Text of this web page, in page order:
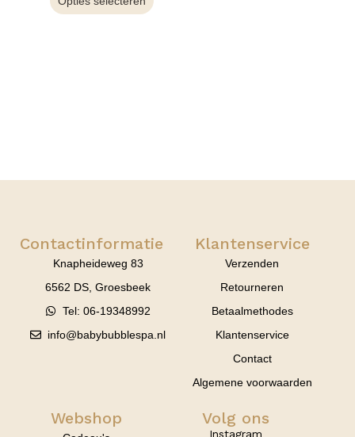
Contactinformatie
Knapheideweg 83
6562 DS, Groesbeek
Tel: 06-19348992
info@babybubblespa.nl
Klantenservice
Verzenden
Retourneren
Betaalmethodes
Klantenservice
Contact
Algemene voorwaarden
Webshop Volg ons
Instagram